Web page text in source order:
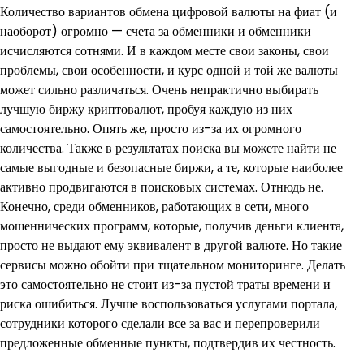
Количество вариантов обмена цифровой валюты на фиат (и
наоборот) огромно — счета за обменники и обменники
исчисляются сотнями. И в каждом месте свои законы, свои
проблемы, свои особенности, и курс одной и той же валюты
может сильно различаться. Очень непрактично выбирать
лучшую биржу криптовалют, пробуя каждую из них
самостоятельно. Опять же, просто из-за их огромного
количества. Также в результатах поиска вы можете найти не
самые выгодные и безопасные биржи, а те, которые наиболее
активно продвигаются в поисковых системах. Отнюдь не.
Конечно, среди обменников, работающих в сети, много
мошеннических программ, которые, получив деньги клиента,
просто не выдают ему эквивалент в другой валюте. Но такие
сервисы можно обойти при тщательном мониторинге. Делать
это самостоятельно не стоит из-за пустой траты времени и
риска ошибиться. Лучше воспользоваться услугами портала,
сотрудники которого сделали все за вас и перепроверили
предложенные обменные пункты, подтвердив их честность.